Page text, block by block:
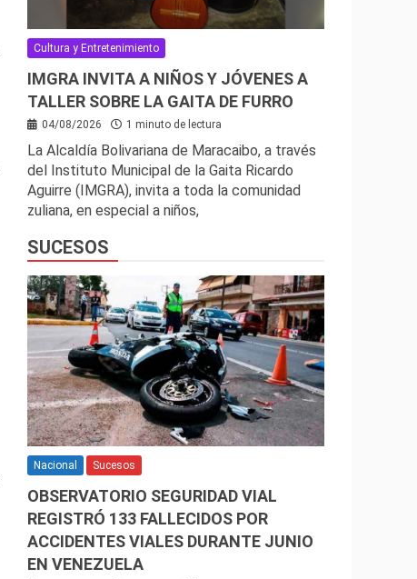
Cultura y Entretenimiento
IMGRA INVITA A NIÑOS Y JÓVENES A
TALLER SOBRE LA GAITA DE FURRO
04/08/2026 1 minuto de lectura
La Alcaldía Bolivariana de Maracaibo, a través
del Instituto Municipal de la Gaita Ricardo
Aguirre (IMGRA), invita a toda la comunidad
zuliana, en especial a niños,
SUCESOS
Nacional Sucesos
OBSERVATORIO SEGURIDAD VIAL
REGISTRÓ 133 FALLECIDOS POR
ACCIDENTES VIALES DURANTE JUNIO
EN VENEZUELA